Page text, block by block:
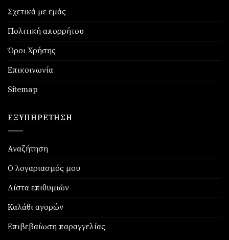
Σχετικά με εμάς
Πολιτική απορρήτου
Όροι Χρήσης
Επικοινωνία
Sitemap
ΕΞΥΠΗΡΈΤΗΣΗ
Αναζήτηση
Ο λογαριασμός μου
Λίστα επιθυμιών
Καλάθι αγορών
Επιβεβαίωση παραγγελίας